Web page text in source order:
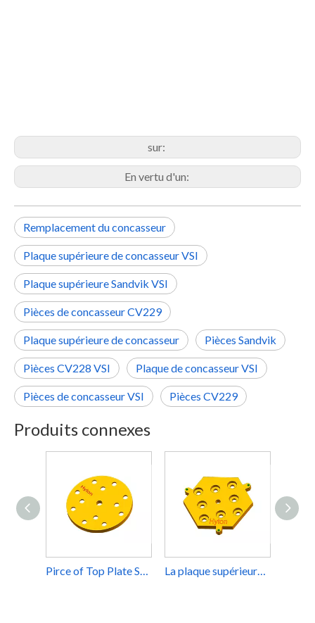
sur:
En vertu d'un:
Remplacement du concasseur
Plaque supérieure de concasseur VSI
Plaque supérieure Sandvik VSI
Pièces de concasseur CV229
Plaque supérieure de concasseur Pièces Sandvik
Pièces CV228 VSI Plaque de concasseur VSI
Pièces de concasseur VSI Pièces CV229
Produits connexes